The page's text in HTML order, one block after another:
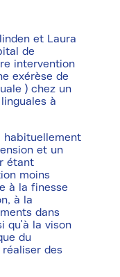
et Laura
de
intervention
exérèse de
) chez un
à
habituellement
et un
étant
moins
à la finesse
à la
dans
qu'à la vison
du
des